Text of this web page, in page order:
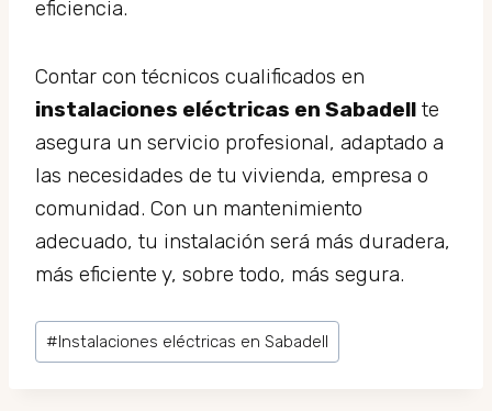
eficiencia.
Contar con técnicos cualificados en
instalaciones eléctricas en Sabadell te
asegura un servicio profesional, adaptado a
las necesidades de tu vivienda, empresa o
comunidad. Con un mantenimiento
adecuado, tu instalación será más duradera,
más eficiente y, sobre todo, más segura.
Etiquetes
d'entrada
#Instalaciones eléctricas en Sabadell